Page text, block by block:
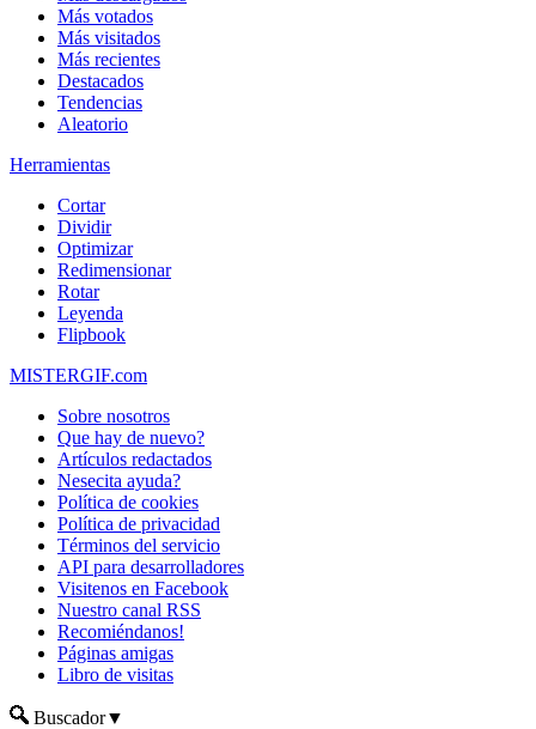
Más votados
Más visitados
Más recientes
Destacados
Tendencias
Aleatorio
Herramientas
Cortar
Dividir
Optimizar
Redimensionar
Rotar
Leyenda
Flipbook
MISTERGIF.com
Sobre nosotros
Que hay de nuevo?
Artículos redactados
Nesecita ayuda?
Política de cookies
Política de privacidad
Términos del servicio
API para desarrolladores
Visitenos en Facebook
Nuestro canal RSS
Recomiéndanos!
Páginas amigas
Libro de visitas
Buscador▼